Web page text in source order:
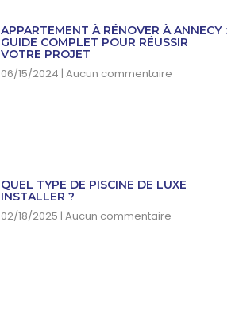
APPARTEMENT À RÉNOVER À ANNECY :
GUIDE COMPLET POUR RÉUSSIR
VOTRE PROJET
06/15/2024 Aucun commentaire
QUEL TYPE DE PISCINE DE LUXE
INSTALLER ?
02/18/2025 Aucun commentaire